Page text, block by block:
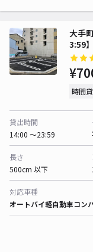
大手
3:59】
時間
貸出時間
14:00 〜23:59
長さ
500cm 以下
対応車種
オートバイ軽自動車コン